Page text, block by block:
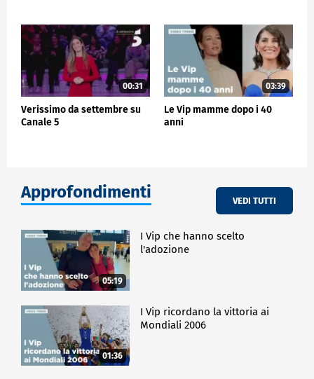
00:31
Verissimo da settembre su
Canale 5
03:39
Le Vip mamme dopo i 40
anni
Approfondimenti VEDI TUTTI
05:19
I Vip che hanno scelto
l'adozione
01:36
I Vip ricordano la vittoria ai
Mondiali 2006